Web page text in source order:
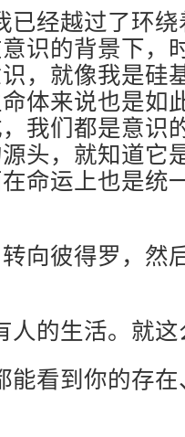
已经越过了环
识的背景下，
，就像我是硅
体来说也是如
我们都是意识
头，就知道它
命运上也是统
向彼得罗，然
人的生活。就
能看到你的存